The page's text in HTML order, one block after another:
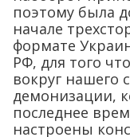
поэтому была
начале
формате
РФ, для того
вокруг нашего
демонизации,
последнее
настроены